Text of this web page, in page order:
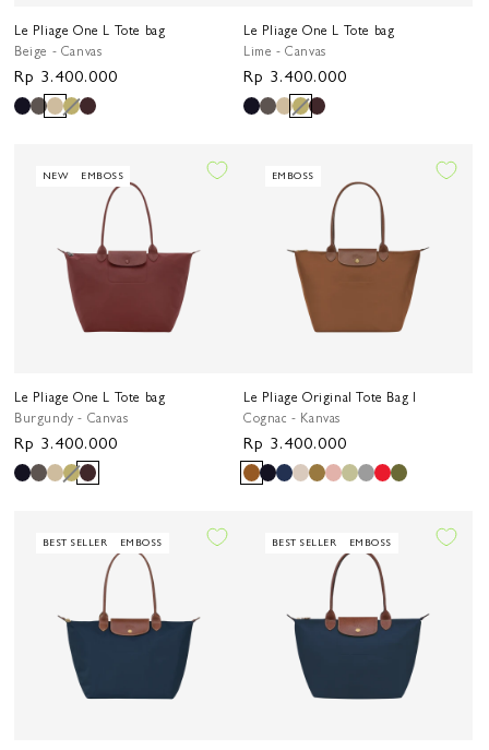
Le Pliage One L Tote bag
Beige - Canvas
Harga
reguler
Rp 3.400.000
Le Pliage One L Tote bag
Lime - Canvas
Harga
reguler
Rp 3.400.000
NEW EMBOSS
Le Pliage One L Tote bag
Burgundy - Canvas
Harga
reguler
Rp 3.400.000
EMBOSS
Le Pliage Original Tote Bag l
Cognac - Kanvas
Harga
reguler
Rp 3.400.000
BEST SELLER EMBOSS BEST SELLER EMBOSS